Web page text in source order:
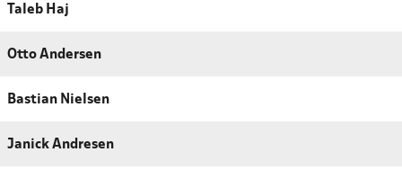
Taleb Haj
Otto Andersen
Bastian Nielsen
Janick Andresen